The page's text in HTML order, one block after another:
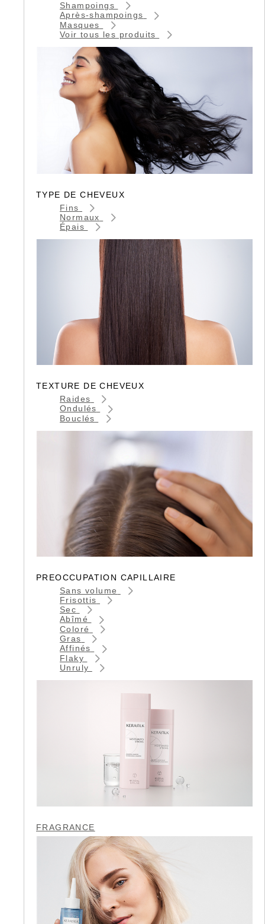
Shampoings
Après-shampoings
Masques
Voir tous les produits
TYPE DE CHEVEUX
Fins
Normaux
Épais
TEXTURE DE CHEVEUX
Raides
Ondulés
Bouclés
PREOCCUPATION CAPILLAIRE
Sans volume
Frisottis
Sec
Abîmé
Coloré
Gras
Affinés
Flaky
Unruly
FRAGRANCE